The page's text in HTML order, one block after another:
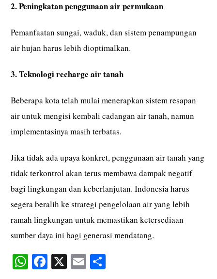
2. Peningkatan penggunaan air permukaan
Pemanfaatan sungai, waduk, dan sistem penampungan
air hujan harus lebih dioptimalkan.
3. Teknologi recharge air tanah
Beberapa kota telah mulai menerapkan sistem resapan
air untuk mengisi kembali cadangan air tanah, namun
implementasinya masih terbatas.
Jika tidak ada upaya konkret, penggunaan air tanah yang
tidak terkontrol akan terus membawa dampak negatif
bagi lingkungan dan keberlanjutan. Indonesia harus
segera beralih ke strategi pengelolaan air yang lebih
ramah lingkungan untuk memastikan ketersediaan
sumber daya ini bagi generasi mendatang.
W Fa X E